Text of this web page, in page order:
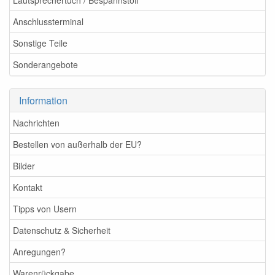
Anschlussterminal
Sonstige Teile
Sonderangebote
Information
Nachrichten
Bestellen von außerhalb der EU?
Bilder
Kontakt
Tipps von Usern
Datenschutz & Sicherheit
Anregungen?